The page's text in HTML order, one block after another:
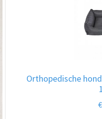
Orthopedische
€